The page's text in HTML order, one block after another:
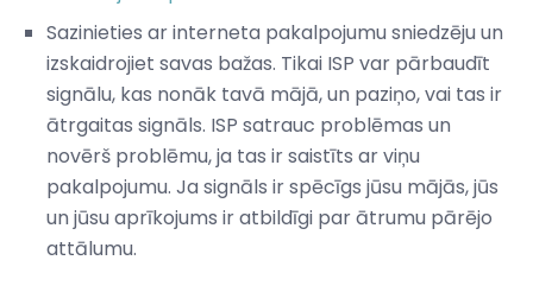
Sazinieties ar interneta pakalpojumu sniedzēju un
izskaidrojiet savas bažas. Tikai ISP var pārbaudīt
signālu, kas nonāk tavā mājā, un paziņo, vai tas ir
ātrgaitas signāls. ISP satrauc problēmas un
novērš problēmu, ja tas ir saistīts ar viņu
pakalpojumu. Ja signāls ir spēcīgs jūsu mājās, jūs
un jūsu aprīkojums ir atbildīgi par ātrumu pārējo
attālumu.